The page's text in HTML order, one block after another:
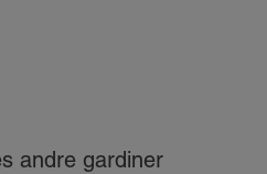
andre gardiner